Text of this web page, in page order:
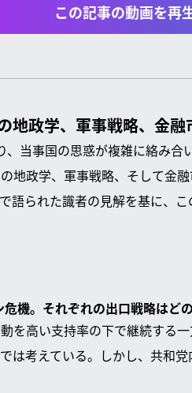
この記事の動画を再
地政学、軍事戦略、金融
当事国の思惑が複雑に絡み合
地政学、軍事戦略、そして金
語られた識者の見解を基に、
機。それぞれの出口戦略はど
を高い支持率の下で継続する
は考えている。しかし、共和